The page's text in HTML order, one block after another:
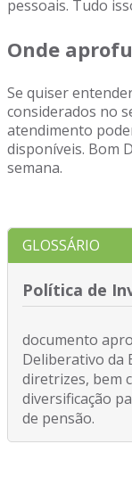
pessoais. Tudo
Onde
Se quiser
considerados no
atendimento
disponíveis. Bom
semana.
GLOSSÁRIO
Política de
documento
Deliberativo da
diretrizes, bem
diversificação
de pensão.